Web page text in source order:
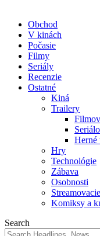
Obchod
V kinách
Počasie
Filmy
Seriály
Recenzie
Ostatné
Kiná
Trailery
Herné
Hry
Technológie
Zábava
Osobnosti
Komiksy a
Search